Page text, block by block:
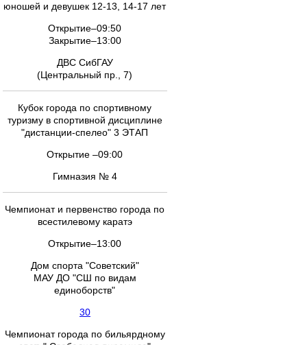
юношей и девушек 12-13, 14-17 лет
Открытие–09:50
Закрытие–13:00
ДВС СибГАУ
(Центральный пр., 7)
Кубок города по спортивному
туризму в спортивной дисциплине
"дистанции-спелео" 3 ЭТАП
Открытие –09:00
Гимназия № 4
Чемпионат и первенство города по
всестилевому каратэ
Открытие–13:00
Дом спорта "Советский"
МАУ ДО "СШ по видам
единоборств"
30
Чемпионат города по бильярдному